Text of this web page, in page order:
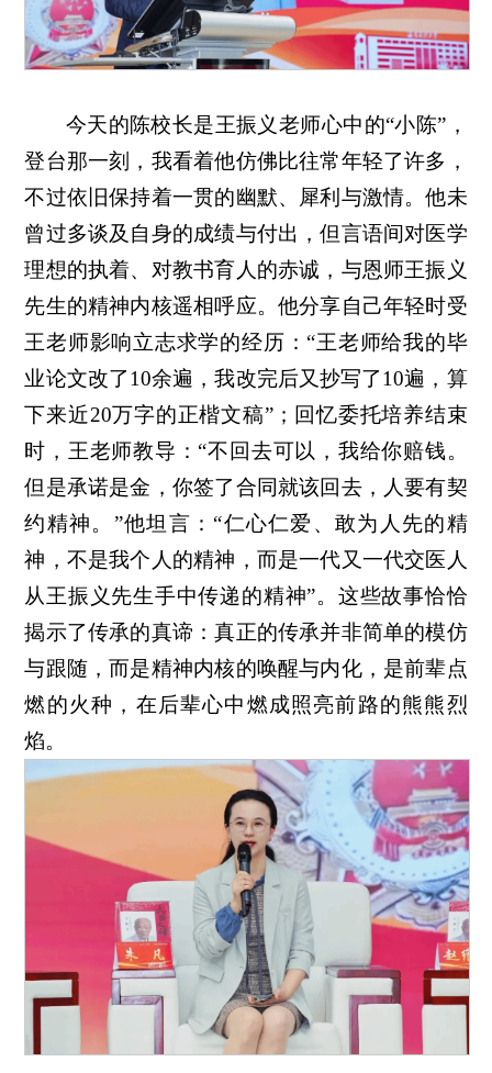
今天的陈校长是王振义老师心中的“小陈”，
登台那一刻，我看着他仿佛比往常年轻了许多，
不过依旧保持着一贯的幽默、犀利与激情。他未
曾过多谈及自身的成绩与付出，但言语间对医学
理想的执着、对教书育人的赤诚，与恩师王振义
先生的精神内核遥相呼应。他分享自己年轻时受
王老师影响立志求学的经历：“王老师给我的毕
业论文改了10余遍，我改完后又抄写了10遍，算
下来近20万字的正楷文稿”；回忆委托培养结束
时，王老师教导：“不回去可以，我给你赔钱。
但是承诺是金，你签了合同就该回去，人要有契
约精神。”他坦言：“仁心仁爱、敢为人先的精
神，不是我个人的精神，而是一代又一代交医人
从王振义先生手中传递的精神”。这些故事恰恰
揭示了传承的真谛：真正的传承并非简单的模仿
与跟随，而是精神内核的唤醒与内化，是前辈点
燃的火种，在后辈心中燃成照亮前路的熊熊烈
焰。